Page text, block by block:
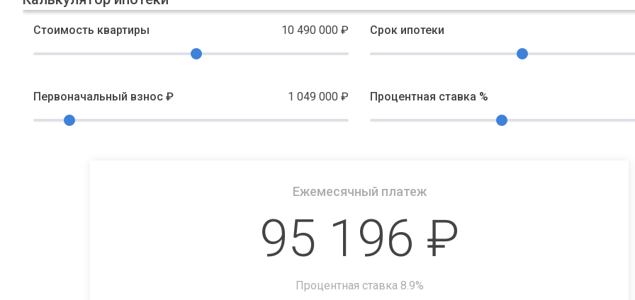
Стоимость квартиры 10 490 000 ₽ Срок ипотеки
Первоначальный взнос ₽ 1 049 000 ₽ Процентная ставка %
Ежемесячный платеж
95 196 ₽
Процентная ставка 8.9%